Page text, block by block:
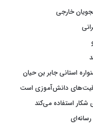
خارجی
دانش‌آموزی است
شکار استفاده می‌کند